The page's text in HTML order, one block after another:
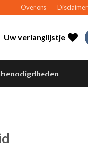
Over ons Disclaimer
Uw verlanglijstje